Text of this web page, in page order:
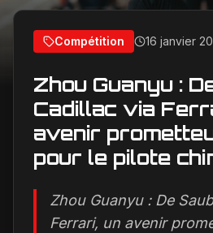
Compétition 16 janvier
Zhou Guanyu :
Cadillac via
avenir
pour le pilote
Zhou Guanyu : De
Ferrari, un avenir